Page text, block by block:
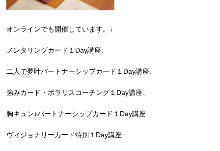
オンラインでも開催しています。↓
メンタリングカード１Day講座、
二人で夢叶パートナーシップカード１Day講座、
強みカード・ポラリスコーチング１Day講座、
胸キュン♪パートナーシップカード１Day講座
ヴィジョナリーカード特別１Day講座